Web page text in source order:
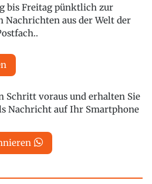
bis Freitag pünktlich zur
Nachrichten aus der Welt der
Schritt voraus und erhalten Sie
Nachricht auf Ihr Smartphone